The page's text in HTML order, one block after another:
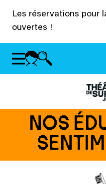
Les réservations pour
ouvertes !
NOS